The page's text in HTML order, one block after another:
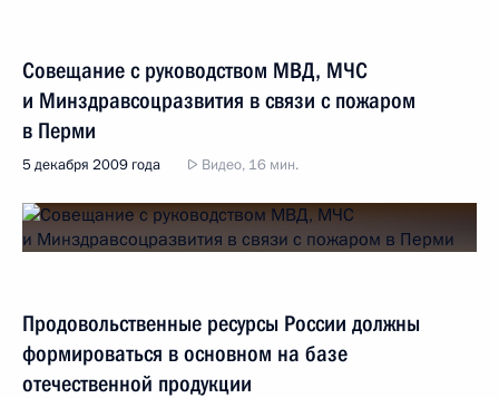
Совещание с руководством МВД, МЧС
и Минздравсоцразвития в связи с пожаром
в Перми
5 декабря 2009 года Видео, 16 мин.
Продовольственные ресурсы России должны
формироваться в основном на базе
отечественной продукции